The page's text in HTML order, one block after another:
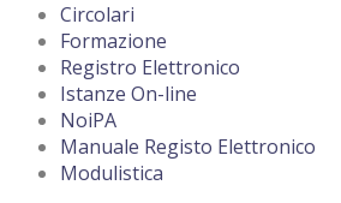
Circolari
Formazione
Registro Elettronico
Istanze On-line
NoiPA
Manuale Registo Elettronico
Modulistica